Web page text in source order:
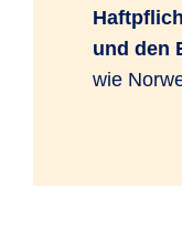
und den
wie